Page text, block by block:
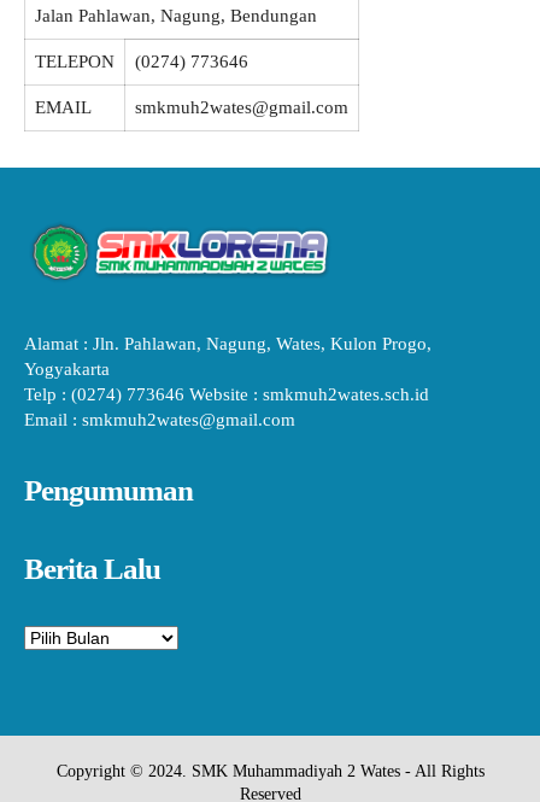
Jalan Pahlawan, Nagung, Bendungan
TELEPON (0274) 773646
EMAIL smkmuh2wates@gmail.com
Alamat : Jln. Pahlawan, Nagung, Wates, Kulon Progo,
Yogyakarta
Telp : (0274) 773646 Website : smkmuh2wates.sch.id
Email : smkmuh2wates@gmail.com
Pengumuman
Berita Lalu
Arsip
Copyright © 2024. SMK Muhammadiyah 2 Wates - All Rights
Reserved